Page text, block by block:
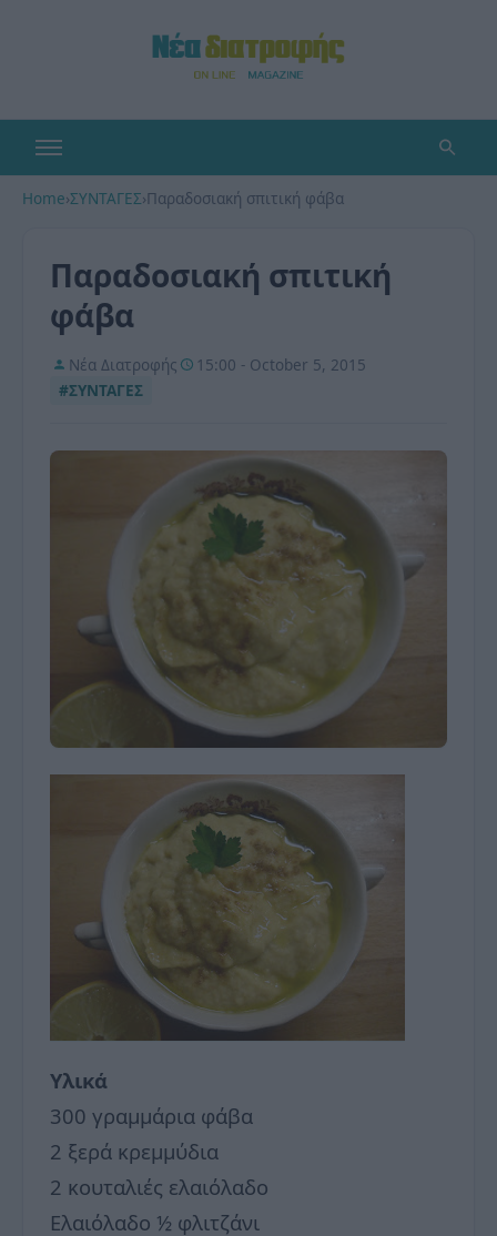
Home›ΣΥΝΤΑΓΕΣ›Παραδοσιακή σπιτική φάβα
Παραδοσιακή σπιτική
φάβα
Νέα Διατροφής
15:00 - October 5, 2015
#ΣΥΝΤΑΓΕΣ
Υλικά
300 γραμμάρια φάβα
2 ξερά κρεμμύδια
2 κουταλιές ελαιόλαδο
Ελαιόλαδο ½ φλιτζάνι